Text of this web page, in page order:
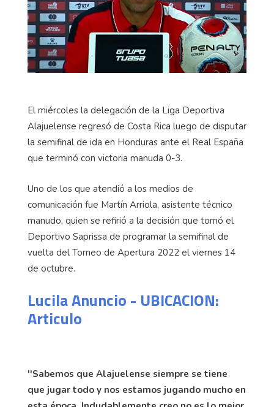
El miércoles la delegación de la Liga Deportiva
Alajuelense regresó de Costa Rica luego de disputar
la semifinal de ida en Honduras ante el Real España
que terminó con victoria manuda 0-3.
Uno de los que atendió a los medios de
comunicación fue Martín Arriola, asistente técnico
manudo, quien se refirió a la decisión que tomó el
Deportivo Saprissa de programar la semifinal de
vuelta del Torneo de Apertura 2022 el viernes 14
de octubre.
Lucila Anuncio - UBICACION:
Articulo
''Sabemos que Alajuelense siempre se tiene
que jugar todo y nos estamos jugando mucho en